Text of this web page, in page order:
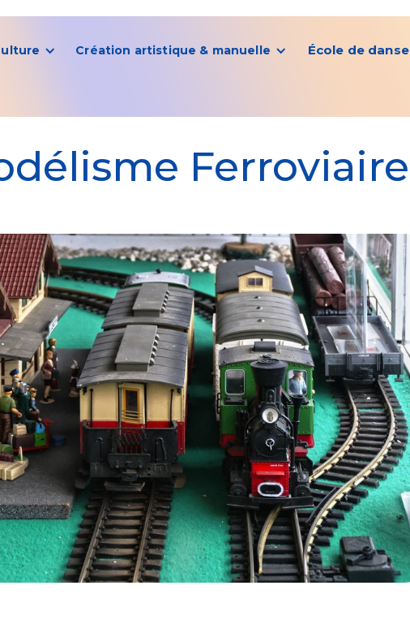
Création artistique & manuelle École de danse
Ferroviaire